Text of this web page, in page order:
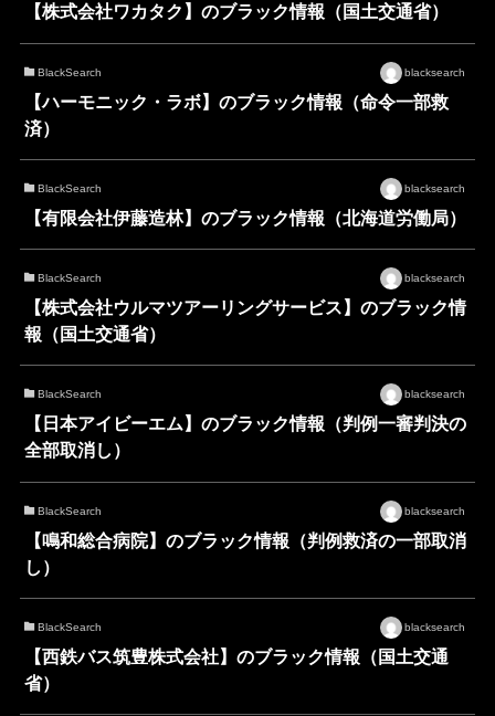
【株式会社ワカタク】のブラック情報（国土交通省）
BlackSearch blacksearch
【ハーモニック・ラボ】のブラック情報（命令一部救
済）
BlackSearch blacksearch
【有限会社伊藤造林】のブラック情報（北海道労働局）
BlackSearch blacksearch
【株式会社ウルマツアーリングサービス】のブラック情
報（国土交通省）
BlackSearch blacksearch
【日本アイビーエム】のブラック情報（判例一審判決の
全部取消し）
BlackSearch blacksearch
【鳴和総合病院】のブラック情報（判例救済の一部取消
し）
BlackSearch blacksearch
【西鉄バス筑豊株式会社】のブラック情報（国土交通
省）